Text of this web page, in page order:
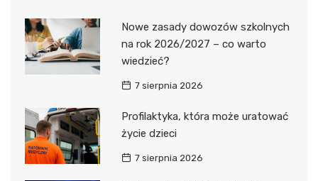
Nowe zasady dowozów szkolnych
na rok 2026/2027 – co warto
wiedzieć?
7 sierpnia 2026
Profilaktyka, która może uratować
życie dzieci
7 sierpnia 2026